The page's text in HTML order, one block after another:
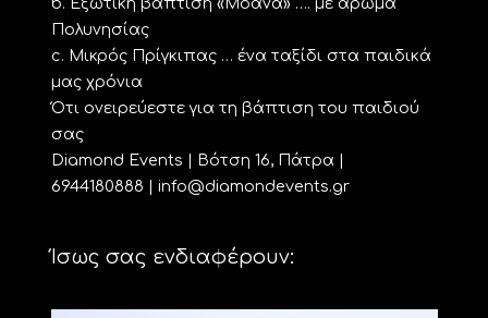
Πολυνησίας
c. Μικρός Πρίγκιπας … ένα ταξίδι στα παιδικά
μας χρόνια
Ότι ονειρεύεστε για τη βάπτιση του παιδιού
σας
Diamond Events | Βότση 16, Πάτρα |
6944180888 | info@diamondevents.gr
Ίσως σας ενδιαφέρουν: